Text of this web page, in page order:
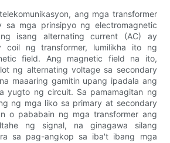
ang mga transformer
sa mga prinsipyo ng electromagnetic
isang alternating current (AC) ay
coil ng transformer, lumilikha ito ng
field. Ang magnetic field na ito,
ng alternating voltage sa secondary
maaaring gamitin upang ipadala ang
yugto ng circuit. Sa pamamagitan ng
ng mga liko sa primary at secondary
o pababain ng mga transformer ang
ng signal, na ginagawa silang
sa pag-angkop sa iba't ibang mga